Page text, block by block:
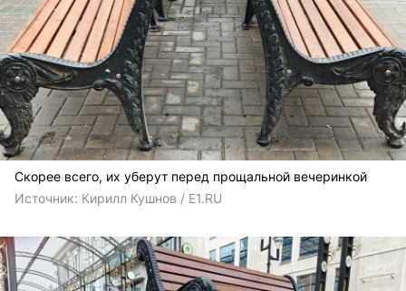
Скорее всего, их уберут перед прощальной вечеринкой
Источник: Кирилл Кушнов / E1.RU